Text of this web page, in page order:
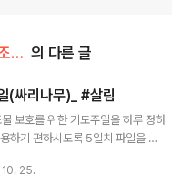
살림의 영성/창조절 묵상 의 다른 글
(싸리나무)_ #살림
보호를 위한 기도주일을 하루 정하
하기 편하시도록 5일치 파일을 한
답메일로~ * "함께살림"하는 길을
25.